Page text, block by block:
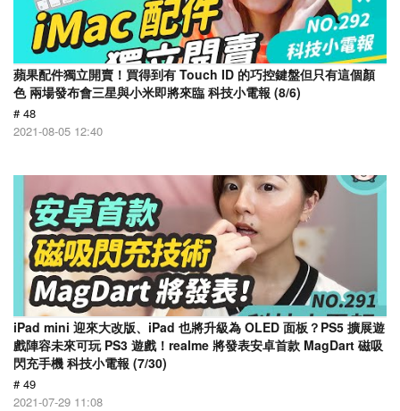
蘋果配件獨立開賣！買得到有 Touch ID 的巧控鍵盤但只有這個顏
色 兩場發布會三星與小米即將來臨 科技小電報 (8/6)
# 48
2021-08-05 12:40
iPad mini 迎來大改版、iPad 也將升級為 OLED 面板？PS5 擴展遊
戲陣容未來可玩 PS3 遊戲！realme 將發表安卓首款 MagDart 磁吸
閃充手機 科技小電報 (7/30)
# 49
2021-07-29 11:08